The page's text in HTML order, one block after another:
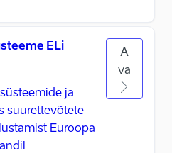
ELi
ja
suurettevõtete
Euroopa
A
va